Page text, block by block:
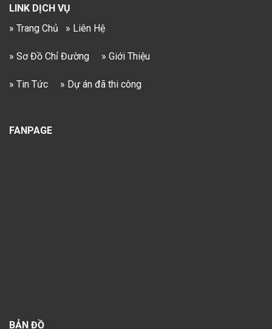
LINK DỊCH VỤ
» Trang Chủ
» Liên Hệ
» Sơ Đồ Chỉ Đường » Giới Thiệu
» Tin Tức » Dự án đã thi công
FANPAGE
BẢN ĐỒ